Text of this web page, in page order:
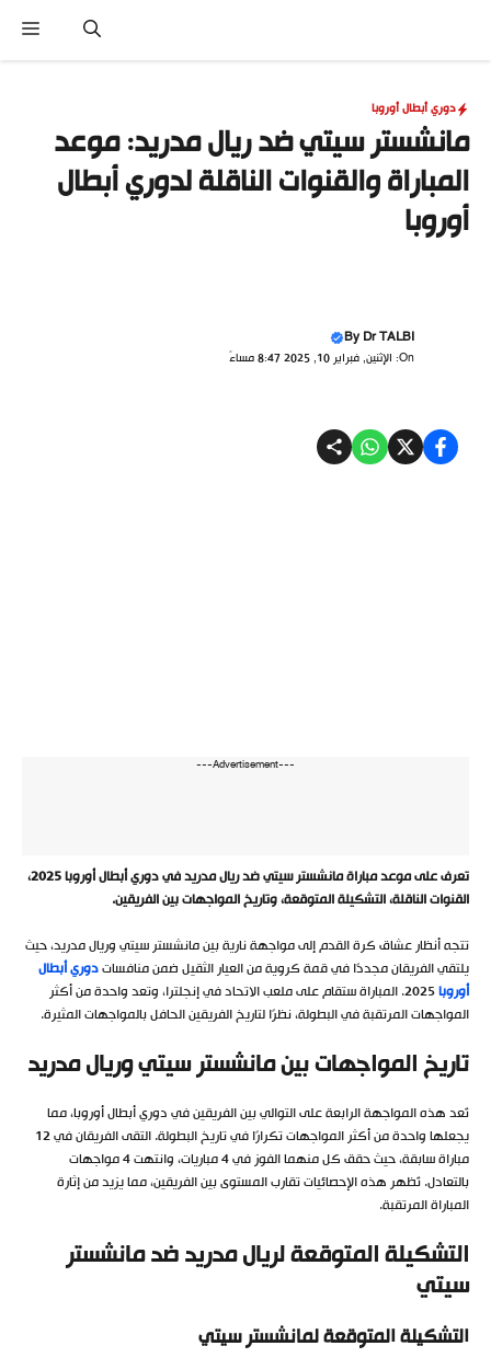
المحتوى
دوري أبطال أوروبا
مانشستر سيتي ضد ريال مدريد: موعد
المباراة والقنوات الناقلة لدوري أبطال
أوروبا
ByDr TALBI
On: الإثنين, فبراير 10, 2025 8:47 مساءً
---Advertisement---
تعرف على موعد مباراة مانشستر سيتي ضد ريال مدريد في دوري أبطال أوروبا 2025،
القنوات الناقلة، التشكيلة المتوقعة، وتاريخ المواجهات بين الفريقين.
تتجه أنظار عشاق كرة القدم إلى مواجهة نارية بين مانشستر سيتي وريال مدريد، حيث
يلتقي الفريقان مجددًا في قمة كروية من العيار الثقيل ضمن منافساتدوري أبطال
أوروبا
2025. المباراة ستقام على ملعب الاتحاد في إنجلترا، وتعد واحدة من أكثر
المواجهات المرتقبة في البطولة، نظرًا لتاريخ الفريقين الحافل بالمواجهات المثيرة.
تاريخ المواجهات بين مانشستر سيتي وريال مدريد
تُعد هذه المواجهة الرابعة على التوالي بين الفريقين في دوري أبطال أوروبا، مما
يجعلها واحدة من أكثر المواجهات تكرارًا في تاريخ البطولة. التقى الفريقان في 12
مباراة سابقة، حيث حقق كل منهما الفوز في 4 مباريات، وانتهت 4 مواجهات
بالتعادل. تُظهر هذه الإحصائيات تقارب المستوى بين الفريقين، مما يزيد من إثارة
المباراة المرتقبة.
التشكيلة المتوقعة لريال مدريد ضد مانشستر
سيتي
التشكيلة المتوقعة لمانشستر سيتي